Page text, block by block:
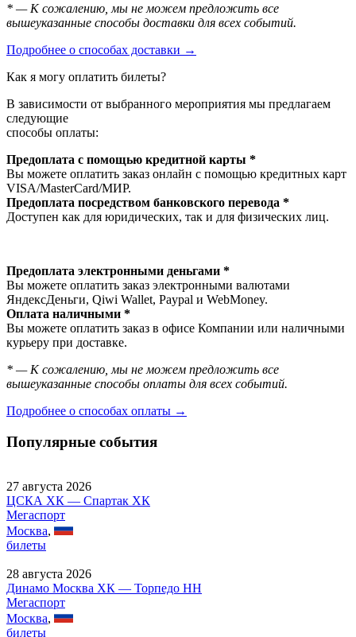
* — К сожалению, мы не можем предложить все
вышеуказанные способы доставки для всех событий.
Подробнее о способах доставки →
Как я могу оплатить билеты?
В зависимости от выбранного мероприятия мы предлагаем
следующие
способы оплаты:
Предоплата с помощью кредитной карты *
Вы можете оплатить заказ онлайн с помощью кредитных карт
VISA/MasterСard/МИР.
Предоплата посредством банковского перевода *
Доступен как для юридических, так и для физических лиц.
Предоплата электронными деньгами *
Вы можете оплатить заказ электронными валютами
ЯндексДеньги, Qiwi Wallet, Paypal и WebMoney.
Оплата наличными *
Вы можете оплатить заказ в офисе Компании или наличными
курьеру при доставке.
* — К сожалению, мы не можем предложить все
вышеуказанные способы оплаты для всех событий.
Подробнее о способах оплаты →
Популярные события
27 августа 2026
ЦСКА ХК — Спартак ХК
Мегаспорт
Москва,
билеты
28 августа 2026
Динамо Москва ХК — Торпедо НН
Мегаспорт
Москва,
билеты